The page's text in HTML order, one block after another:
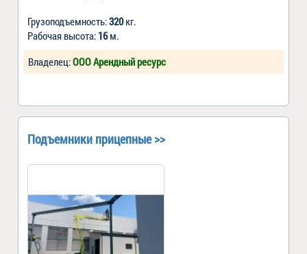
Грузоподъемность:320кг.
Рабочая высота: 16м.
Владелец:ООО Арендный ресурс
Подъемники прицепные >>